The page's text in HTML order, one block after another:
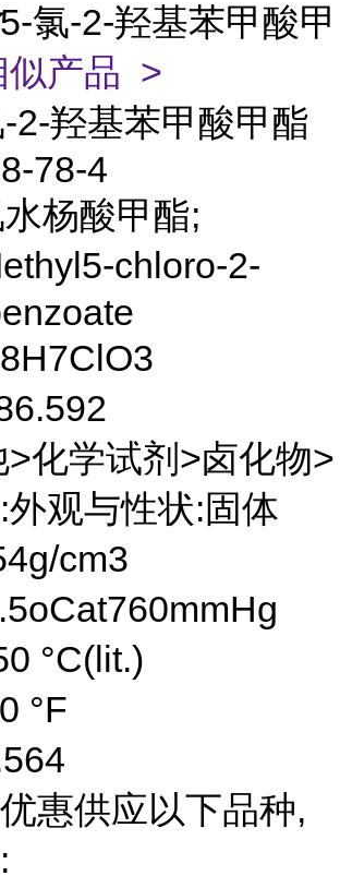
5-氯-2-羟基苯甲酸甲
似产品 >
2-羟基苯甲酸甲酯
78-4
杨酸甲酯;
chloro-2-
化学试剂>卤化物>
观与性状:固体
cm3
°C(lit.)
°F
惠供应以下品种,